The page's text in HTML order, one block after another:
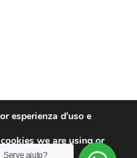
All Rights Reserved.
esperienza d'uso e
we are using or
Serve aiuto?